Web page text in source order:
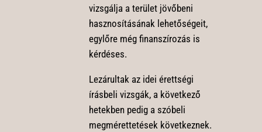
vizsgálja a terület jövőbeni
hasznosításának lehetőségeit,
egylőre még finanszírozás is
kérdéses.
Lezárultak az idei érettségi
írásbeli vizsgák, a következő
hetekben pedig a szóbeli
megmérettetések következnek.